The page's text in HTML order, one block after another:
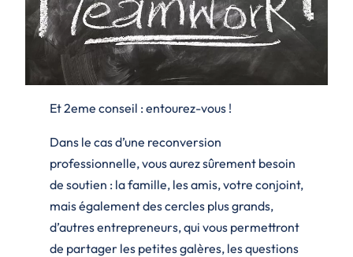
Et 2eme conseil : entourez-vous !
Dans le cas d’une reconversion
professionnelle, vous aurez sûrement besoin
de soutien : la famille, les amis, votre conjoint,
mais également des cercles plus grands,
d’autres entrepreneurs, qui vous permettront
de partager les petites galères, les questions